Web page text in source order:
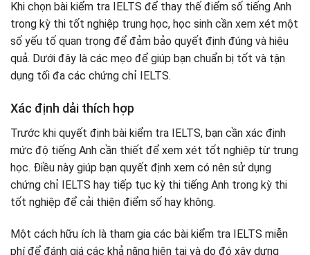
Khi chọn bài kiểm tra IELTS để thay thế điểm số tiếng Anh
trong kỳ thi tốt nghiệp trung học, học sinh cần xem xét một
số yếu tố quan trọng để đảm bảo quyết định đúng và hiệu
quả. Dưới đây là các mẹo để giúp bạn chuẩn bị tốt và tận
dụng tối đa các chứng chỉ IELTS.
Xác định dải thích hợp
Trước khi quyết định bài kiểm tra IELTS, bạn cần xác định
mức độ tiếng Anh cần thiết để xem xét tốt nghiệp từ trung
học. Điều này giúp bạn quyết định xem có nên sử dụng
chứng chỉ IELTS hay tiếp tục kỳ thi tiếng Anh trong kỳ thi
tốt nghiệp để cải thiện điểm số hay không.
Một cách hữu ích là tham gia các bài kiểm tra IELTS miễn
phí để đánh giá các khả năng hiện tại và do đó xây dựng